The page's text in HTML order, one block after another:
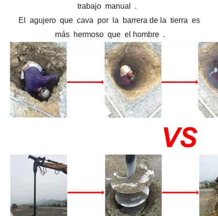
trabajo manual .
El agujero que cava por la barrera de la tierra es
más hermoso que el hombre .